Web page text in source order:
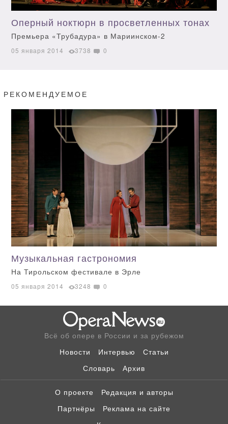
Оперный ноктюрн в просветленных тонах
Премьера «Трубадура» в Мариинском-2
05 января 2014 3738 0
РЕКОМЕНДУЕМОЕ
Музыкальная гастрономия
На Тирольском фестивале в Эрле
05 января 2014 3248 0
Всё об опере в России и за рубежом
Новости
Интервью
Статьи
Словарь
Архив
О проекте
Редакция и авторы
Партнёры
Реклама на сайте